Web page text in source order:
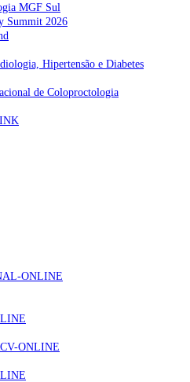
MGF Sul
Summit 2026
Hipertensão e Diabetes
de Coloproctologia
ONLINE
ONLINE